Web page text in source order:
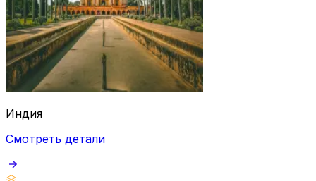
Индия
Смотреть детали